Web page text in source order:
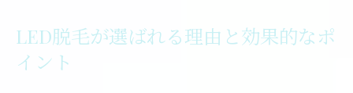
LED脱毛が選ばれる理由と効果的なポ
イント